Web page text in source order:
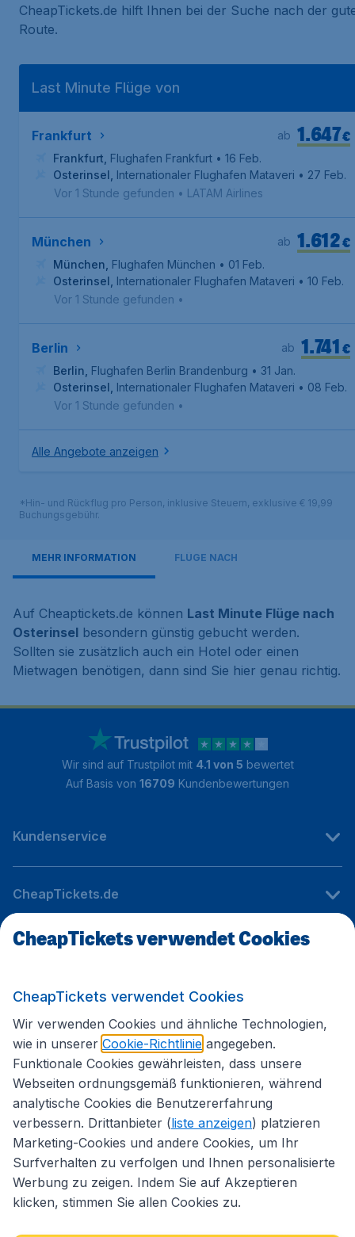
CheapTickets.de hilft Ihnen bei der Suche nach der
Route.
Last Minute Flüge von
Frankfurt €
1.647
ab
Frankfurt Flughafen Frankfurt • 16 Feb.
Osterinsel Internationaler Flughafen Mataveri • 27 Feb.
Vor 1 Stunde gefunden • LATAM Airlines
München €
1.612
ab
München Flughafen München • 01 Feb.
Osterinsel Internationaler Flughafen Mataveri • 10 Feb.
Vor 1 Stunde gefunden •
Berlin €
1.741
ab
Berlin Flughafen Berlin Brandenburg • 31 Jan.
Osterinsel Internationaler Flughafen Mataveri • 08 Feb.
Vor 1 Stunde gefunden •
Alle Angebote anzeigen
*Hin- und Rückflug pro Person, inklusive Steuern, exklusive € 19,99
Buchungsgebühr.
MEHR INFORMATION FLÜGE NACH
Auf Cheaptickets.de können Last Minute Flüge nach
Osterinsel besondern günstig gebucht werden.
Sollten sie zusätzlich auch ein Hotel oder einen
Mietwagen benötigen, dann sind Sie hier genau richtig.
Wir sind auf Trustpilot mit 4.1 von 5 bewertet
Auf Basis von 16709 Kundenbewertungen
Kundenservice
CheapTickets.de
Internationale Webseiten
Folgen Sie uns:
CheapTickets verwendet Cookies
CheapTickets verwendet Cookies
Wir verwenden Cookies und ähnliche Technologien,
wie in unserer Cookie-Richtlinie angegeben.
Funktionale Cookies gewährleisten, dass unsere
Webseiten ordnungsgemäß funktionieren, während
analytische Cookies die Benutzererfahrung
verbessern. Drittanbieter (liste anzeigen) platzieren
Marketing-Cookies und andere Cookies, um Ihr
Surfverhalten zu verfolgen und Ihnen personalisierte
Werbung zu zeigen. Indem Sie auf Akzeptieren
klicken, stimmen Sie allen Cookies zu.